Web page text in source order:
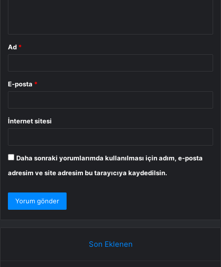
Ad *
E-posta *
İnternet sitesi
Daha sonraki yorumlarımda kullanılması için adım, e-posta
adresim ve site adresim bu tarayıcıya kaydedilsin.
Son Eklenen